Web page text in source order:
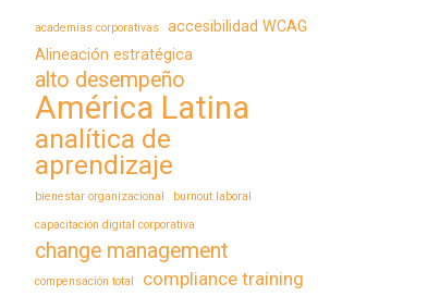
academias corporativas
accesibilidad WCAG
Alineación estratégica
alto desempeño
América Latina
analítica de
aprendizaje
bienestar organizacional
burnout laboral
capacitación digital corporativa
change management
compensación total
compliance training